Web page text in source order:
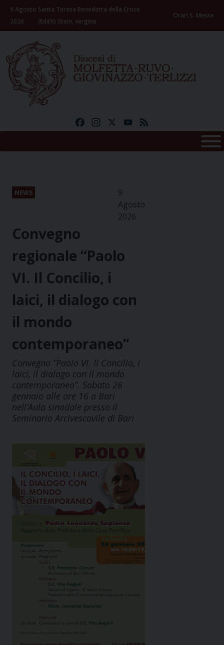
Skip
content
9 Agosto
2026
Santa Teresa Benedetta della Croce
(Edith) Stein, vergine
Orari S. Messe
FacebookInstagramYouTube
NEWS
9
Agosto
2026
Convegno
regionale “Paolo
VI. Il Concilio, i
laici, il dialogo con
il mondo
contemporaneo”
Convegno “Paolo VI. Il Concilio, i
laici, il dialogo con il mondo
contemporaneo”. Sabato 26
gennaio alle ore 16 a Bari
nell’Aula sinodale presso il
Seminario Arcivescovile di Bari